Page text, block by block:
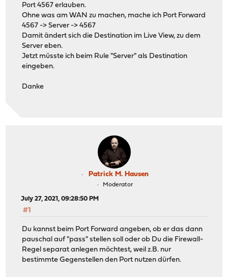
Port 4567 erlauben.
Ohne was am WAN zu machen, mache ich Port Forward
4567 -> Server -> 4567
Damit ändert sich die Destination im Live View, zu dem
Server eben.
Jetzt müsste ich beim Rule "Server" als Destination
eingeben.
Danke
Patrick M. Hausen
Moderator
July 27, 2021, 09:28:50 PM
#1
Du kannst beim Port Forward angeben, ob er das dann
pauschal auf "pass" stellen soll oder ob Du die Firewall-
Regel separat anlegen möchtest, weil z.B. nur
bestimmte Gegenstellen den Port nutzen dürfen.